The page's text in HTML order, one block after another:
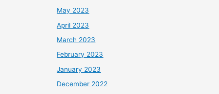
May 2023
April 2023
March 2023
February 2023
January 2023
December 2022